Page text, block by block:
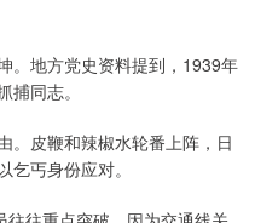
。地方党史资料提到，1939年
同志。
。皮鞭和辣椒水轮番上阵，日
丐身份应对。